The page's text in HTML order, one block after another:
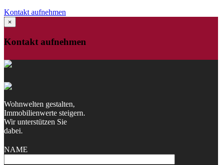
Kontakt aufnehmen
×
Kontakt aufnehmen
Wohnwelten gestalten,
Immobilienwerte steigern.
Wir unterstützen Sie
dabei.
NAME